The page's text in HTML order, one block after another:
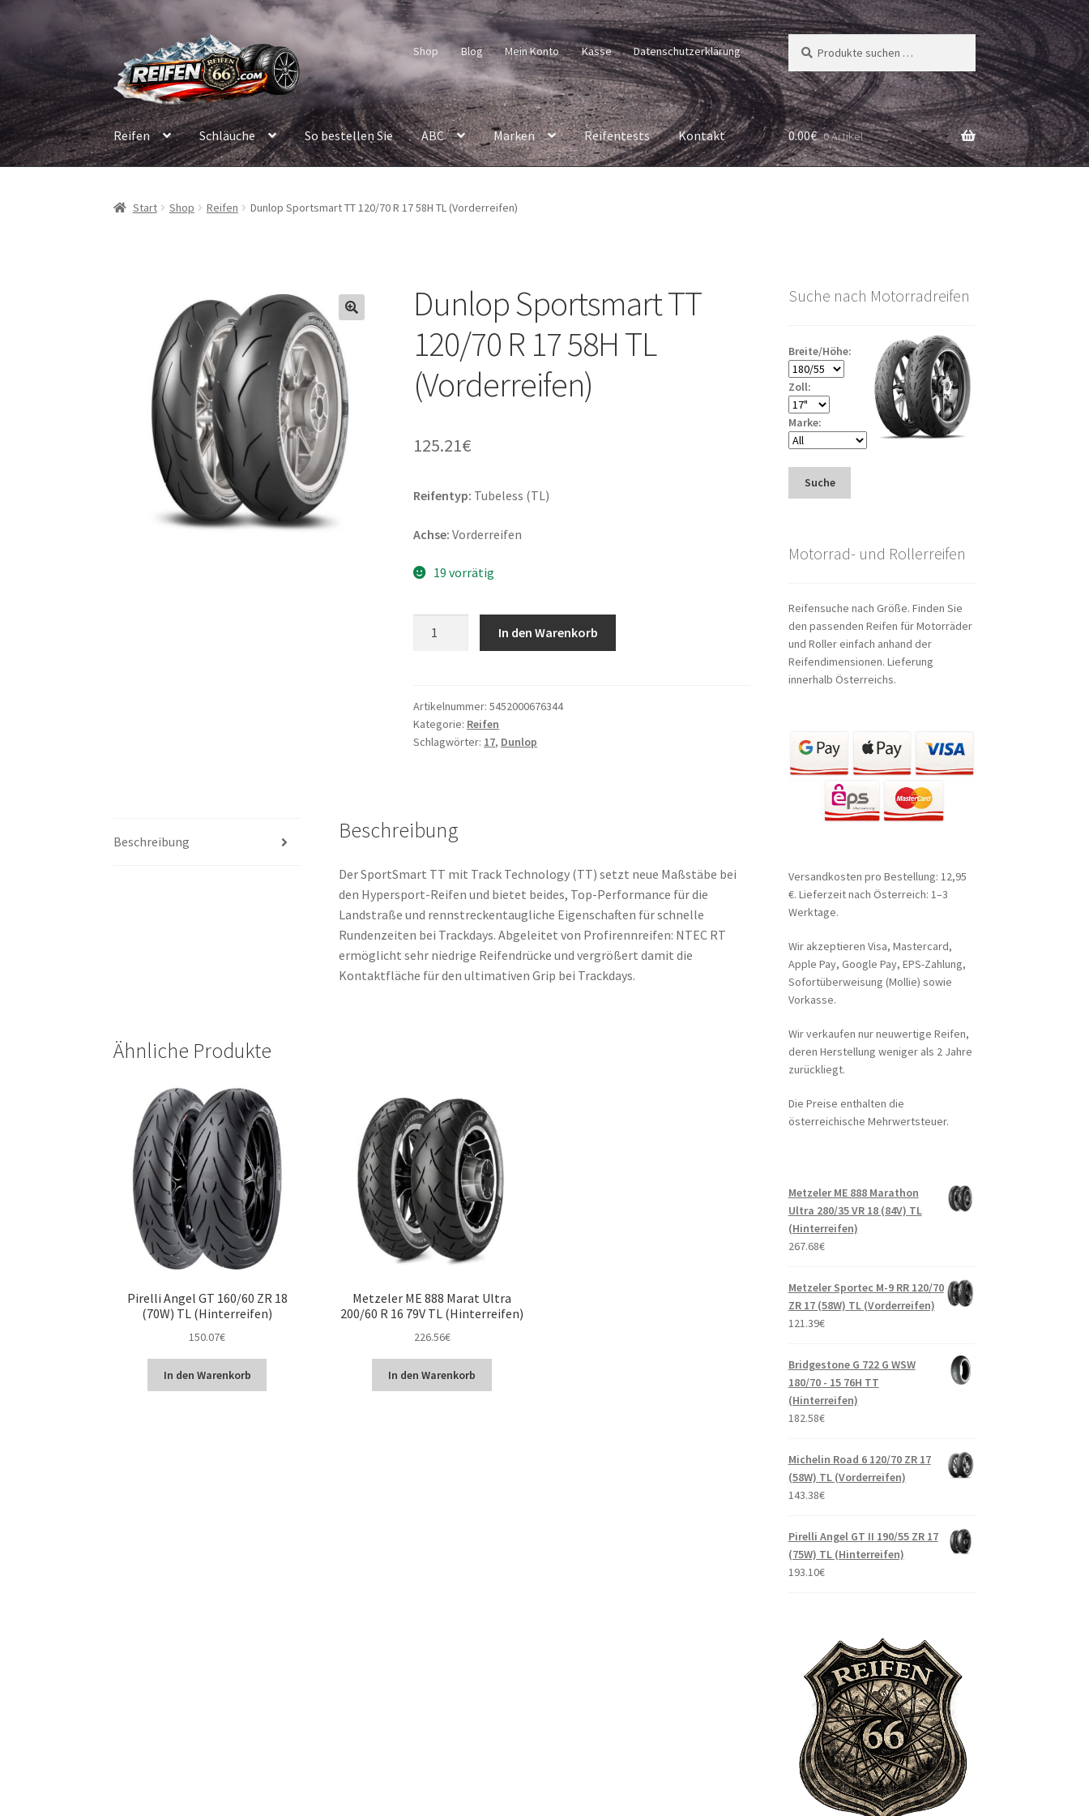
Navigation
springen
Inhalt
springen
Shop Blog Mein Konto Kasse Datenschutzerklärung
Suchen
nach:
Suchen
Reifen Schläuche So bestellen Sie ABC Marken Reifentests Kontakt 0.00€ 0 Artikel
Start Shop Reifen Dunlop Sportsmart TT 120/70 R 17 58H TL (Vorderreifen)
Dunlop Sportsmart TT
120/70 R 17 58H TL
(Vorderreifen)
125.21€
Reifentyp: Tubeless (TL)
Achse: Vorderreifen
19 vorrätig
R
17
58H
In den Warenkorb
Artikelnummer:5452000676344
Kategorie: Reifen
Schlagwörter: 17, Dunlop
Beschreibung Beschreibung
Der SportSmart TT mit Track Technology (TT) setzt neue Maßstäbe bei
den Hypersport-Reifen und bietet beides, Top-Performance für die
Landstraße und rennstreckentaugliche Eigenschaften für schnelle
Rundenzeiten bei Trackdays. Abgeleitet von Profirennreifen: NTEC RT
ermöglicht sehr niedrige Reifendrücke und vergrößert damit die
Kontaktfläche für den ultimativen Grip bei Trackdays.
Ähnliche Produkte
Pirelli Angel GT 160/60 ZR 18
(70W) TL (Hinterreifen)
150.07€
In den Warenkorb
Metzeler ME 888 Marat Ultra
200/60 R 16 79V TL (Hinterreifen)
226.56€
In den Warenkorb
Suche nach Motorradreifen
Breite/Höhe:
Zoll:
Marke:
Suche
Motorrad- und Rollerreifen
Reifensuche nach Größe. Finden Sie
den passenden Reifen für Motorräder
und Roller einfach anhand der
Reifendimensionen. Lieferung
innerhalb Österreichs.
Versandkosten pro Bestellung: 12,95
€. Lieferzeit nach Österreich: 1–3
Werktage.
Wir akzeptieren Visa, Mastercard,
Apple Pay, Google Pay, EPS-Zahlung,
Sofortüberweisung (Mollie) sowie
Vorkasse.
Wir verkaufen nur neuwertige Reifen,
deren Herstellung weniger als 2 Jahre
zurückliegt.
Die Preise enthalten die
österreichische Mehrwertsteuer.
Metzeler ME 888 Marathon
Ultra 280/35 VR 18 (84V) TL
(Hinterreifen)
267.68€
Metzeler Sportec M-9 RR 120/70
ZR 17 (58W) TL (Vorderreifen)
121.39€
Bridgestone G 722 G WSW
180/70 - 15 76H TT
(Hinterreifen)
182.58€
Michelin Road 6 120/70 ZR 17
(58W) TL (Vorderreifen)
143.38€
Pirelli Angel GT II 190/55 ZR 17
(75W) TL (Hinterreifen)
193.10€